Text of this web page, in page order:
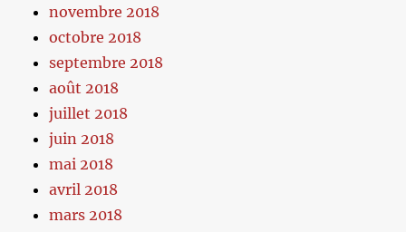
novembre 2018
octobre 2018
septembre 2018
août 2018
juillet 2018
juin 2018
mai 2018
avril 2018
mars 2018